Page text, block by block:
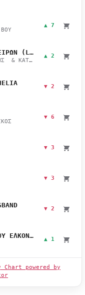
▲ 7
ΤΟ ΒΑΛΣ ΤΩΝ ΟΝΕΙΡΩΝ (LIVE)
ΜΠΑΚΟΥΛΗΣ ΔΗΜΗΤΡΗΣ & ΚΑΤΣΙΜΙΧΑ ΜΑΡΙΑΝΑ
▲ 2
▼ 2
▼ 6
▼ 3
▼ 3
▼ 2
ΣΤΑ ΚΑΛΥΤΕΡΑ ΠΟΥ ΕΛΚΟΝΤΑΙ ▲ 1
powered by